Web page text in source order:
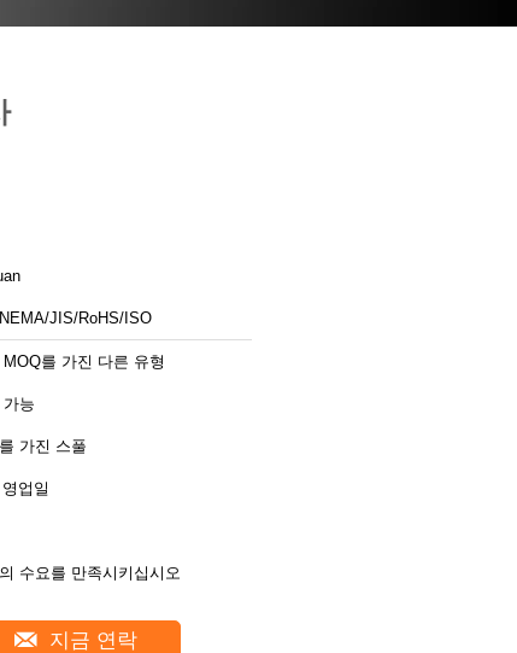
NEMA/JIS/RoHS/ISO
MOQ를 가진 다른 유형
가능
가진 스풀
업일
수요를 만족시키십시오
지금 연락